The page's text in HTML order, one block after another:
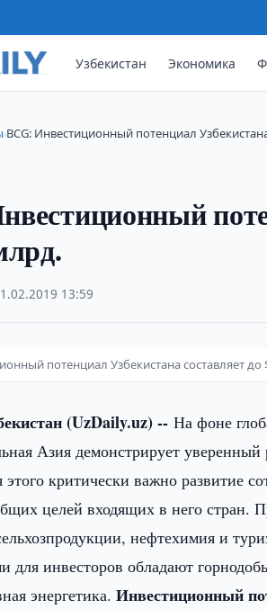
Узбекистан Экономика
›BCG: Инвестиционный потенциал
13:59
потенциал Узбекистана составляет
(UzDaily.uz) --На фоне
Азия демонстрирует
критически важно развитие
целей входящих в него стран.
нефтехимия и
для инвесторов обладают
энергетика.Инвестиционный